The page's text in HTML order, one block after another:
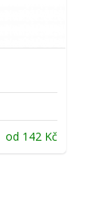
od 142 Kč